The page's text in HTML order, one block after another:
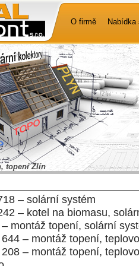
O firmě Nabídka
topení Zlín
– solární systém
– kotel na biomasu,
montáž topení, solární
– montáž topení,
– montáž topení,